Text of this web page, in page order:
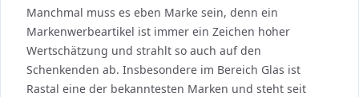
Manchmal muss es eben Marke sein, denn ein
Markenwerbeartikel ist immer ein Zeichen hoher
Wertschätzung und strahlt so auch auf den
Schenkenden ab. Insbesondere im Bereich Glas ist
Rastal eine der bekanntesten Marken und steht seit